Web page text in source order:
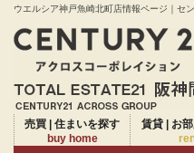
ウエルシア神戸魚崎北町店情報ページ｜セ
売買 | 住まいを探す
buy home
賃貸 | お